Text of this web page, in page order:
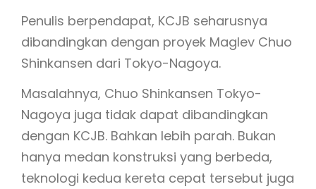
Penulis berpendapat, KCJB seharusnya
dibandingkan dengan proyek Maglev Chuo
Shinkansen dari Tokyo-Nagoya.
Masalahnya, Chuo Shinkansen Tokyo-
Nagoya juga tidak dapat dibandingkan
dengan KCJB. Bahkan lebih parah. Bukan
hanya medan konstruksi yang berbeda,
teknologi kedua kereta cepat tersebut juga